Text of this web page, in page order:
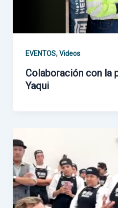
EVENTOS,Videos
Colaboración con la
Yaqui